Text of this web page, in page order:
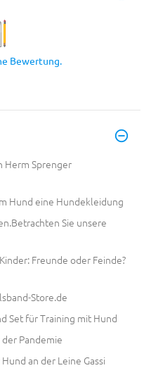
Bewertung.
Herm Sprenger
Hund eine Hundekleidung
Sie unsere
Freunde oder Feinde?
Store.de
Set für Training mit Hund
Pandemie
an der Leine Gassi